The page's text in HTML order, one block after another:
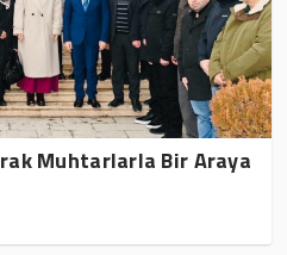
Muhtarlarla Bir Araya